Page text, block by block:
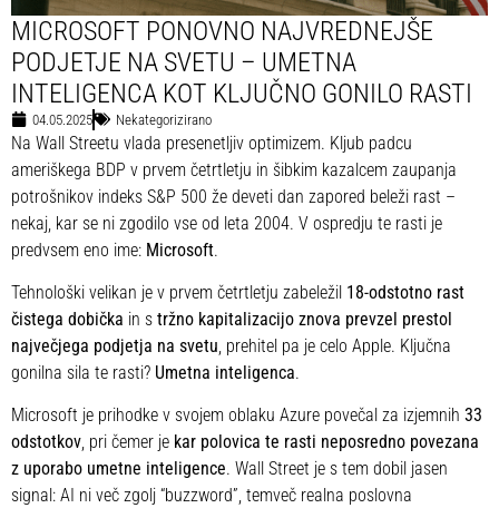
MICROSOFT PONOVNO NAJVREDNEJŠE
PODJETJE NA SVETU – UMETNA
INTELIGENCA KOT KLJUČNO GONILO RASTI
04.05.2025 Nekategorizirano
Na Wall Streetu vlada presenetljiv optimizem. Kljub padcu
ameriškega BDP v prvem četrtletju in šibkim kazalcem zaupanja
potrošnikov indeks S&P 500 že deveti dan zapored beleži rast –
nekaj, kar se ni zgodilo vse od leta 2004. V ospredju te rasti je
predvsem eno ime: Microsoft.
Tehnološki velikan je v prvem četrtletju zabeležil 18-odstotno rast
čistega dobička in s tržno kapitalizacijo znova prevzel prestol
največjega podjetja na svetu, prehitel pa je celo Apple. Ključna
gonilna sila te rasti? Umetna inteligenca.
Microsoft je prihodke v svojem oblaku Azure povečal za izjemnih 33
odstotkov, pri čemer je kar polovica te rasti neposredno povezana
z uporabo umetne inteligence. Wall Street je s tem dobil jasen
signal: AI ni več zgolj “buzzword”, temveč realna poslovna